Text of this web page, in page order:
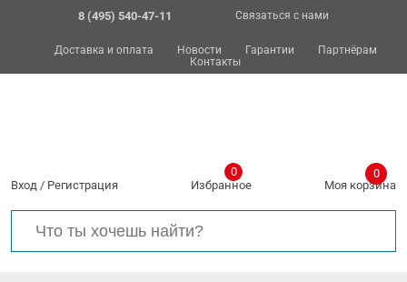
8 (495) 540-47-11 Связаться с нами
Доставка и оплата Новости Гарантии
Партнёрам
Контакты
Вход / Регистрация Избранное
0
Моя корзина
0